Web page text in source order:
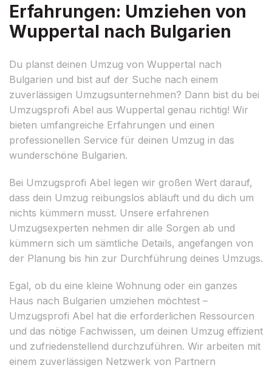
Erfahrungen: Umziehen von
Wuppertal nach Bulgarien
Du planst deinen Umzug von Wuppertal nach
Bulgarien und bist auf der Suche nach einem
zuverlässigen Umzugsunternehmen? Dann bist du bei
Umzugsprofi Abel aus Wuppertal genau richtig! Wir
bieten umfangreiche Erfahrungen und einen
professionellen Service für deinen Umzug in das
wunderschöne Bulgarien.
Bei Umzugsprofi Abel legen wir großen Wert darauf,
dass dein Umzug reibungslos abläuft und du dich um
nichts kümmern musst. Unsere erfahrenen
Umzugsexperten nehmen dir alle Sorgen ab und
kümmern sich um sämtliche Details, angefangen von
der Planung bis hin zur Durchführung deines Umzugs.
Egal, ob du eine kleine Wohnung oder ein ganzes
Haus nach Bulgarien umziehen möchtest –
Umzugsprofi Abel hat die erforderlichen Ressourcen
und das nötige Fachwissen, um deinen Umzug effizient
und zufriedenstellend durchzuführen. Wir arbeiten mit
einem zuverlässigen Netzwerk von Partnern